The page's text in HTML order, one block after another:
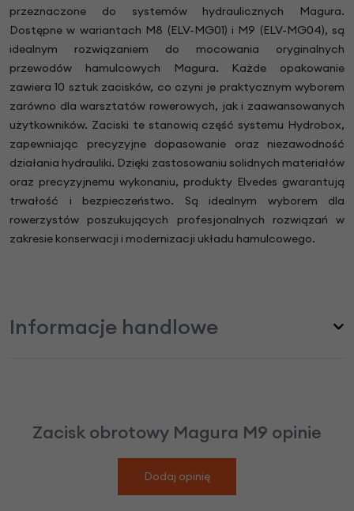
przeznaczone do systemów hydraulicznych Magura.
Dostępne w wariantach M8 (ELV-MG01) i M9 (ELV-MG04), są
idealnym rozwiązaniem do mocowania oryginalnych
przewodów hamulcowych Magura. Każde opakowanie
zawiera 10 sztuk zacisków, co czyni je praktycznym wyborem
zarówno dla warsztatów rowerowych, jak i zaawansowanych
użytkowników. Zaciski te stanowią część systemu Hydrobox,
zapewniając precyzyjne dopasowanie oraz niezawodność
działania hydrauliki. Dzięki zastosowaniu solidnych materiałów
oraz precyzyjnemu wykonaniu, produkty Elvedes gwarantują
trwałość i bezpieczeństwo. Są idealnym wyborem dla
rowerzystów poszukujących profesjonalnych rozwiązań w
zakresie konserwacji i modernizacji układu hamulcowego.
Informacje handlowe
Zacisk obrotowy Magura M9 opinie
Dodaj opinię